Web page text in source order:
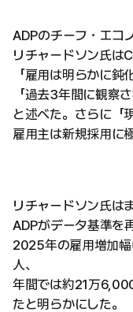
ADPのチーフ・エコ
リチャードソン氏は
「雇用は明らかに鈍
「過去3年間に観察
と述べた。さらに「
雇用主は新規採用に
リチャードソン氏はま
ADPがデータ基準を
2025年の雇用増加
人、
年間では約21万
たと明らかにした。